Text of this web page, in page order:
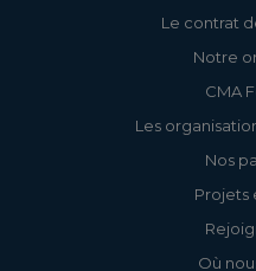
Le contrat
Notre
CMA
Les
Nos
Projets
Où